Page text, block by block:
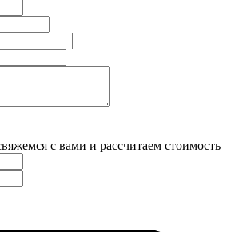
с вами и рассчитаем стоимость